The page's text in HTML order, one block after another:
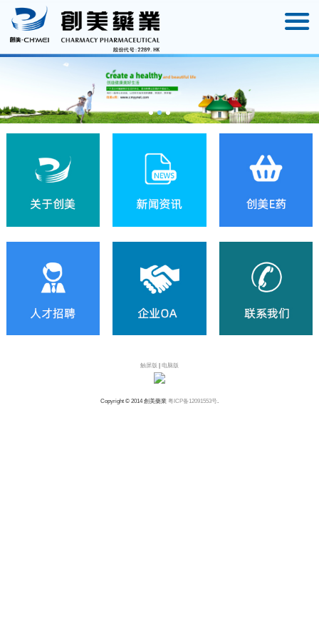
触屏版 | 电脑版
Copyright © 2014 創美藥業 粤ICP备12091553号.